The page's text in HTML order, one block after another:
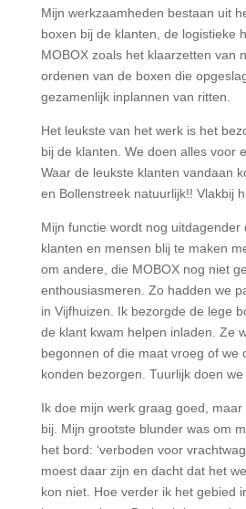
Mijn werkzaamheden bestaan uit
boxen bij de klanten, de logistieke
MOBOX zoals het klaarzetten van
ordenen van de boxen die
gezamenlijk inplannen van ritten.
Het leukste van het werk is het
bij de klanten. We doen alles voor
Waar de leukste klanten vandaan
en Bollenstreek natuurlijk!! Vlakbij
Mijn functie wordt nog uitdagender
klanten en mensen blij te maken
om andere, die MOBOX nog niet
enthousiasmeren. Zo hadden we
in Vijfhuizen. Ik bezorgde de lege
de klant kwam helpen inladen. Ze
begonnen of die maat vroeg of we
konden bezorgen. Tuurlijk doen we
Ik doe mijn werk graag goed,
bij. Mijn grootste blunder was om
het bord: ‘verboden voor
moest daar zijn en dacht dat het
kon niet. Hoe verder ik het gebied